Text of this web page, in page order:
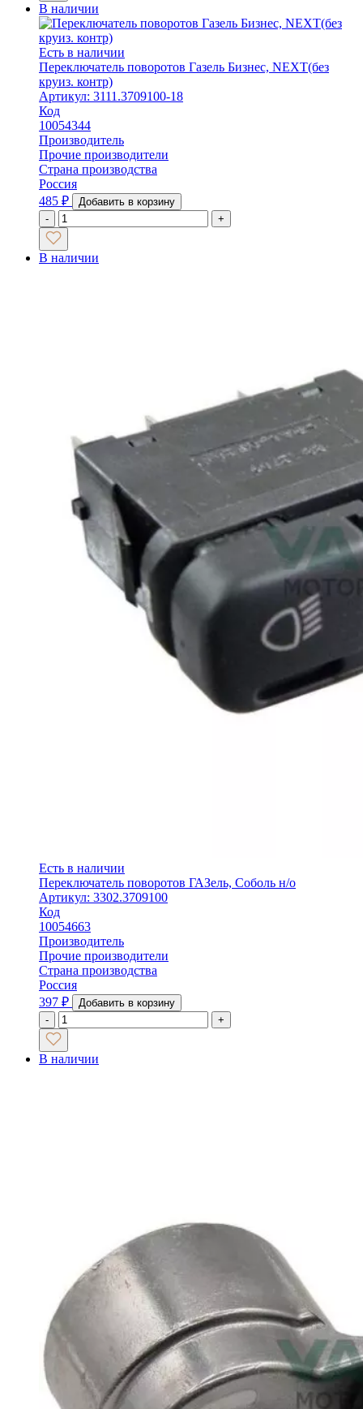
В наличии
Есть в наличии
Переключатель поворотов Газель Бизнес, NEXT(без
круиз. контр)
Артикул: 3111.3709100-18
Код
10054344
Производитель
Прочие производители
Страна производства
Россия
485 ₽
Добавить в корзину
-
+
В наличии
Есть в наличии
Переключатель поворотов ГАЗель, Соболь н/о
Артикул: 3302.3709100
Код
10054663
Производитель
Прочие производители
Страна производства
Россия
397 ₽
Добавить в корзину
-
+
В наличии